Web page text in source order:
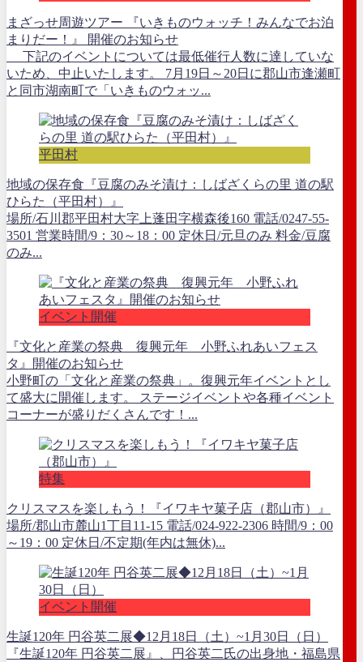
まざっせ周遊ツアー 『いきものウォッチ！みんなでお泊
まりだー！』 開催のお知らせ
下記のイベントについては最低催行人数に達していな
いため、中止いたします。 7月19日～20日に郡山市逢瀬町
と同市湖南町で「いきものウォッ...
平田村
地域の保存食『豆腐のみそ漬け：しばざくらの里 道の駅
ひらた（平田村）』
場所/石川郡平田村大字上蓬田字横森後160 電話/0247-55-
3501 営業時間/9：30～18：00 定休日/元旦のみ 料金/豆腐
のみ...
イベント開催
『文化と産業の祭典 復興元年 小野ふれあいフェス
タ』開催のお知らせ
小野町の「文化と産業の祭典」。復興元年イベントとし
て盛大に開催します。 ステージイベントや各種イベント
コーナーが盛りだくさんです！...
特集
クリスマスを楽しもう！『イワキヤ菓子店（郡山市）』
場所/郡山市麓山1丁目11-15 電話/024-922-2306 時間/9：00
～19：00 定休日/不定期(年内は無休)...
イベント開催
生誕120年 円谷英二展◆12月18日（土）~1月30日（日）
『生誕120年 円谷英二展』、円谷英二氏の出身地・福島県